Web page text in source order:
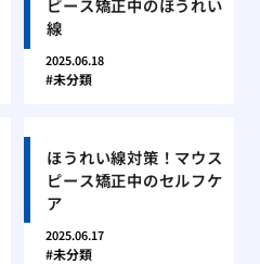
ピース矯正中のほうれい
線
2025.06.18
未分類
ほうれい線対策！マウス
ピース矯正中のセルフケ
ア
2025.06.17
未分類